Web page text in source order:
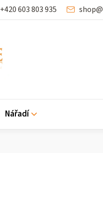
shop@
+420 603 803 935
Nářadí